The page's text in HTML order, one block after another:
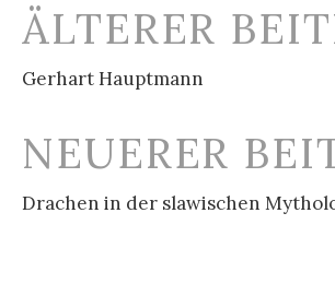
Beitrags-
ÄLTERER
Gerhart Hauptmann
NEUERER
Drachen in der slawischen